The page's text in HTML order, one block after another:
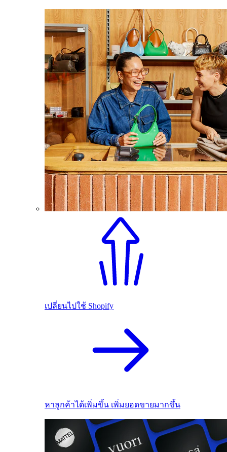
เปลี่ยนไปใช้ Shopify
หาลูกค้าได้เพิ่มขึ้น เพิ่มยอดขายมากขึ้น